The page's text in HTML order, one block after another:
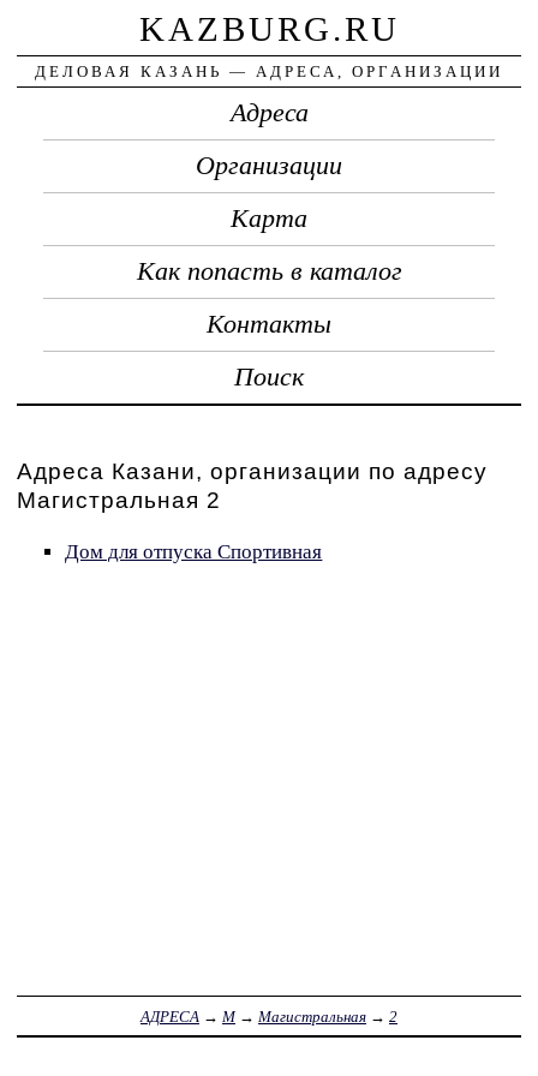
KAZBURG.RU
ДЕЛОВАЯ КАЗАНЬ — АДРЕСА, ОРГАНИЗАЦИИ
Адреса
Организации
Карта
Как попасть в каталог
Контакты
Поиск
Адреса Казани, организации по адресу
Магистральная 2
Дом для отпуска Спортивная
АДРЕСА → М→ Магистральная → 2